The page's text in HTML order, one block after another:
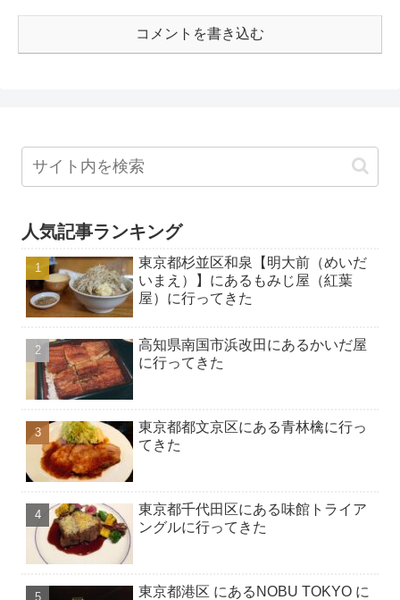
コメントを書き込む
人気記事ランキング
東京都杉並区和泉【明大前（めいだ
いまえ）】にあるもみじ屋（紅葉
屋）に行ってきた
高知県南国市浜改田にあるかいだ屋
に行ってきた
東京都都文京区にある青林檎に行っ
てきた
東京都千代田区にある味館トライア
ングルに行ってきた
東京都港区 にあるNOBU TOKYO に